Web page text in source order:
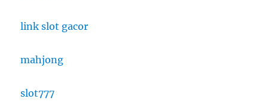
link slot gacor
mahjong
slot777